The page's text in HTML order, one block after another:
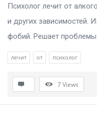
Психолог лечит от
и других зависимостей.
фобий. Решает
лечит от психолог
7Views